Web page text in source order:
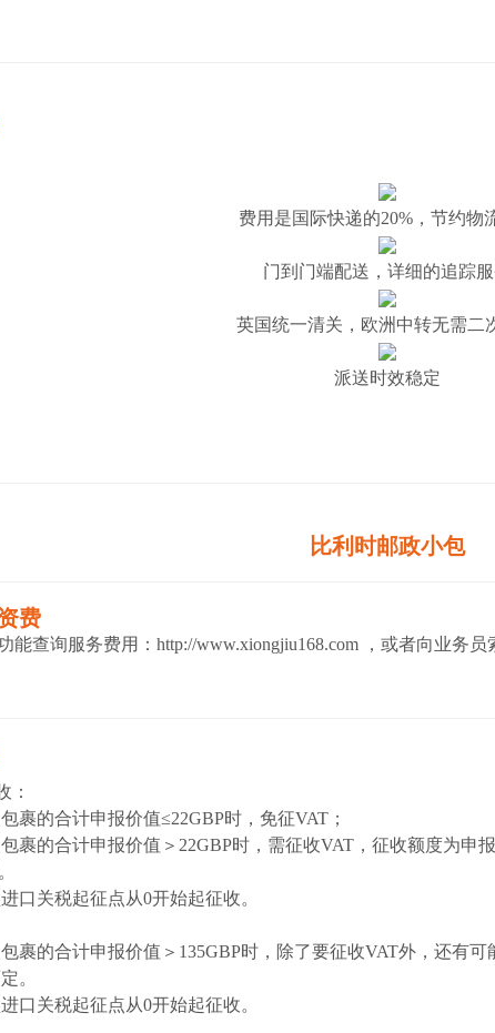
费用是国际快递的20%，节约物
门到门端配送，详细的追踪
英国统一清关，欧洲中转无需二
派送时效稳定
比利时邮政小包
费
能查询服务费用： http://www.xiongjiu168.com，或者向业务员
：
裹的合计申报价值≤22GBP时，免征VAT；
裹的合计申报价值＞22GBP时，需征收VAT，征收额度为申
口关税起征点从0开始起征收。
裹的合计申报价值＞135GBP时，除了要征收VAT外，还有
。
口关税起征点从0开始起征收。